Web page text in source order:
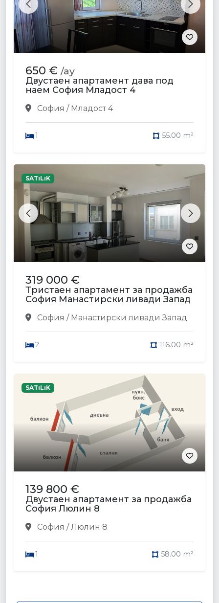
Previous Next
650 € /ay
Двустаен апартамент дава под
наем София Младост 4
София / Младост 4
1 55.00 m²
Previous Next
SATıLıK
319 000 €
Тристаен апартамент за продажба
София Манастирски ливади Запад
София / Манастирски ливади Запад
2 116.00 m²
SATıLıK
139 800 €
Двустаен апартамент за продажба
София Люлин 8
София / Люлин 8
1 58.00 m²